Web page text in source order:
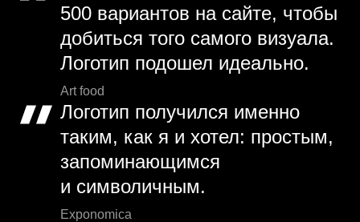
500 вариантов на сайте, чтобы
добиться того самого визуала.
Логотип подошел идеально.
Art food
Логотип получился именно
таким, как я и хотел: простым,
запоминающимся
и символичным.
Exponomica